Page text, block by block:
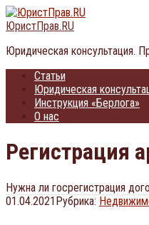
Перейти
к
ЮристПрав.RU
Юридическая консультация.
Статьи
Юридическая
Инструкция «Берлога»
О нас
Регистрация
Нужна ли госрегистрация
01.04.2021Рубрика: